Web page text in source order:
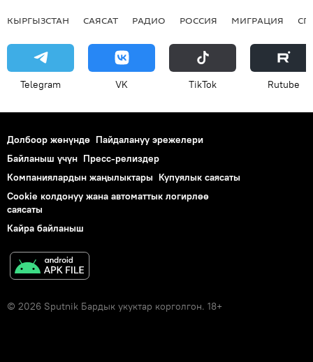
КЫРГЫЗСТАН САЯСАТ РАДИО РОССИЯ МИГРАЦИЯ
Telegram VK ТikТоk Rutube
Долбоор жөнүндө Пайдалануу эрежелери
Байланыш үчүн Пресс-релиздер
Компаниялардын жаңылыктары Купуялык саясаты
Cookie колдонуу жана автоматтык логирлөө
саясаты
Кайра байланыш
© 2026 Sputnik Бардык укуктар корголгон. 18+